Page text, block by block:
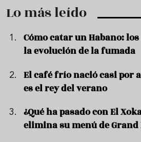
Lo más leído
Cómo catar un Habano:
la evolución de la fumada
El café frío nació casi por
es el rey del verano
¿Qué ha pasado con El
elimina su menú de